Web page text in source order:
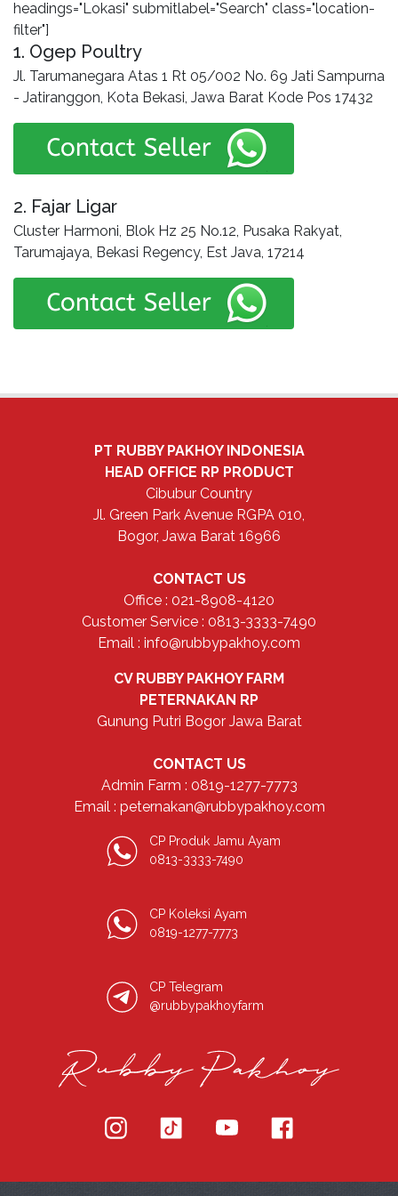
headings="Lokasi" submitlabel="Search" class="location-
filter"]
1. Ogep Poultry
Jl. Tarumanegara Atas 1 Rt 05/002 No. 69 Jati Sampurna
- Jatiranggon, Kota Bekasi, Jawa Barat Kode Pos 17432
2. Fajar Ligar
Cluster Harmoni, Blok Hz 25 No.12, Pusaka Rakyat,
Tarumajaya, Bekasi Regency, Est Java, 17214
PT RUBBY PAKHOY INDONESIA
HEAD OFFICE RP PRODUCT
Cibubur Country
Jl. Green Park Avenue RGPA 010,
Bogor, Jawa Barat 16966
CONTACT US
Office : 021-8908-4120
Customer Service : 0813-3333-7490
Email : info@rubbypakhoy.com
CV RUBBY PAKHOY FARM
PETERNAKAN RP
Gunung Putri Bogor Jawa Barat
CONTACT US
Admin Farm : 0819-1277-7773
Email : peternakan@rubbypakhoy.com
CP Produk Jamu Ayam
0813-3333-7490
CP Koleksi Ayam
0819-1277-7773
CP Telegram
@rubbypakhoyfarm